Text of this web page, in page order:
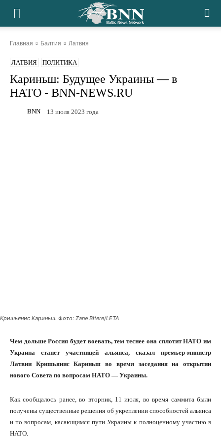
Главная Балтия Латвия
ЛАТВИЯ ПОЛИТИКА
Кариньш: Будущее Украины — в
НАТО - BNN-NEWS.RU
BNN 13 июля 2023 года
Кришьянис Кариньш. Фото: Zane Bitere/LETA
Чем дольше Россия будет воевать, тем теснее она
сплотит НАТО им Украина станет участницей альянса,
сказал премьер-министр Латвии Кришьянис Кариньш во
время заседания на открытии нового Совета по вопросам
Как сообщалось ранее, во вторник, 11 июля, во время саммита
были получены существенные решения об укреплении
способностей альянса и по вопросам, касающимся пути
Baltic News Network использует куки-файлы, чтобы
подстраивать контент под предпочтения читателей и
анализировать поток новостей. Куки-файлы можно
когда Вы читаете новости BNN в социальных сетях.
Cookie settings Согласен